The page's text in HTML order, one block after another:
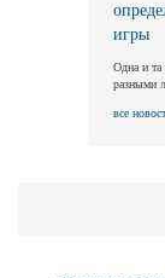
игры
Одна и та
разными
все